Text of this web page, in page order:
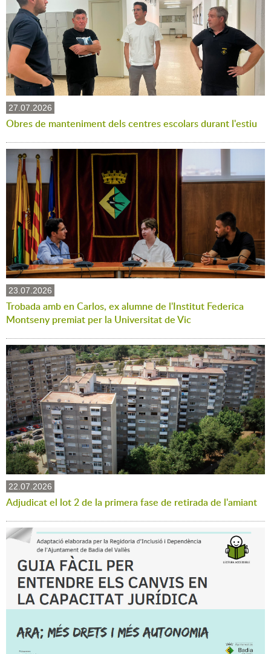
27.07.2026
Obres de manteniment dels centres escolars durant l'estiu
23.07.2026
Trobada amb en Carlos, ex alumne de l'Institut Federica
Montseny premiat per la Universitat de Vic
22.07.2026
Adjudicat el lot 2 de la primera fase de retirada de l'amiant